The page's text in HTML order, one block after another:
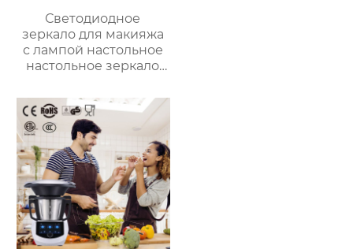
Светодиодное
зеркало для макияжа
с лампой настольное
настольное зеркало
заполняет свет
складное
косметическое
зеркало для
переодевания
фабрика зеркал